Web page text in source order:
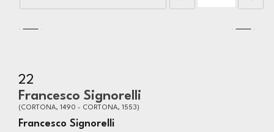
22
Francesco Signorelli
(CORTONA, 1490 - CORTONA, 1553)
Francesco Signorelli